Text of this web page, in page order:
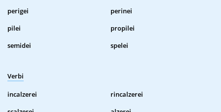
perigei
perinei
pilei
propilei
semidei
spelei
Verbi
incalzerei
rincalzerei